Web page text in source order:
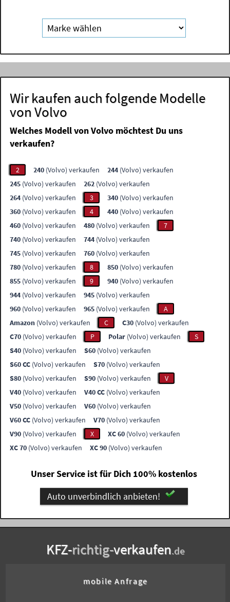
Wir kaufen auch folgende Modelle
von Volvo
Welches Modell von Volvo möchtest Du uns
verkaufen?
2 240 (Volvo) verkaufen 244 (Volvo) verkaufen
245 (Volvo) verkaufen 262 (Volvo) verkaufen
264 (Volvo) verkaufen 3 340 (Volvo) verkaufen
360 (Volvo) verkaufen 4 440 (Volvo) verkaufen
460 (Volvo) verkaufen 480 (Volvo) verkaufen
7
740 (Volvo) verkaufen 744 (Volvo) verkaufen
745 (Volvo) verkaufen 760 (Volvo) verkaufen
780 (Volvo) verkaufen 8 850 (Volvo) verkaufen
855 (Volvo) verkaufen 9 940 (Volvo) verkaufen
944 (Volvo) verkaufen 945 (Volvo) verkaufen
960 (Volvo) verkaufen 965 (Volvo) verkaufen
A
Amazon (Volvo) verkaufen C C30 (Volvo) verkaufen
C70 (Volvo) verkaufen P Polar (Volvo) verkaufen
S
S40 (Volvo) verkaufen S60 (Volvo) verkaufen
S60 CC (Volvo) verkaufen S70 (Volvo) verkaufen
S80 (Volvo) verkaufen S90 (Volvo) verkaufen
V
V40 (Volvo) verkaufen V40 CC (Volvo) verkaufen
V50 (Volvo) verkaufen V60 (Volvo) verkaufen
V60 CC (Volvo) verkaufen V70 (Volvo) verkaufen
V90 (Volvo) verkaufen X XC 60 (Volvo) verkaufen
XC 70 (Volvo) verkaufen XC 90 (Volvo) verkaufen
Unser Service ist für Dich 100% kostenlos
Auto unverbindlich anbieten!
KFZ-richtig-verkaufen.de
mobile Anfrage